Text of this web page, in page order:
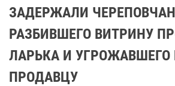
ЗАДЕРЖАЛИ
РАЗБИВШЕГО ВИТРИНУ
ЛАРЬКА И
ПРОДАВЦУ